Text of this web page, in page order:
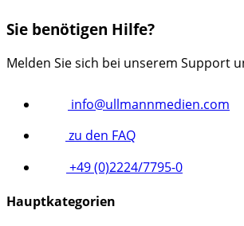
Sie benötigen Hilfe?
Melden Sie sich bei unserem Support
info@ullmannmedien.com
zu den FAQ
+49 (0)2224/7795-0
Hauptkategorien